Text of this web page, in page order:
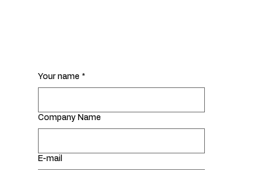
Your name *
Company Name
E-mail